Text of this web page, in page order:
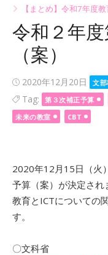
【まとめ】令和7年度
令和２年
（案）
Posted
on
2020年12月20日 文
Tag: 第３次補正予算
未来の教室
CBT
2020年12月15日（火
予算（案）が決定され
教育とICTについての
す。
〇文科省